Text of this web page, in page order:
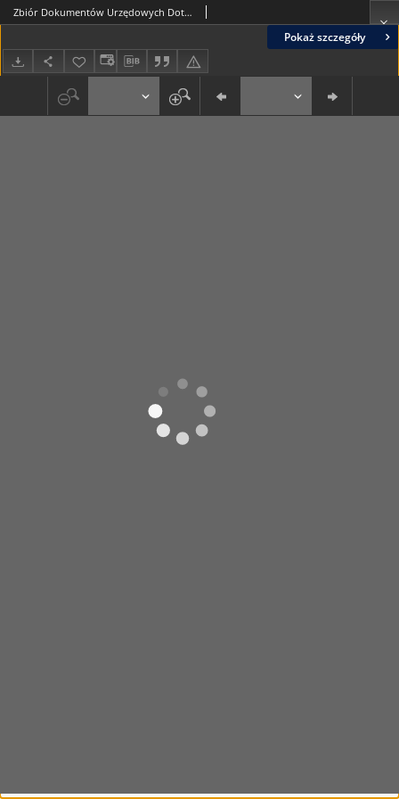
Pokaż szczegóły
Zbiór Dokumentów Urzędowych Dotyczących Stosunku Wolnego Miasta Gdańska do Rzeczypospolitej Polskiej, Cz.4, 1927-1928